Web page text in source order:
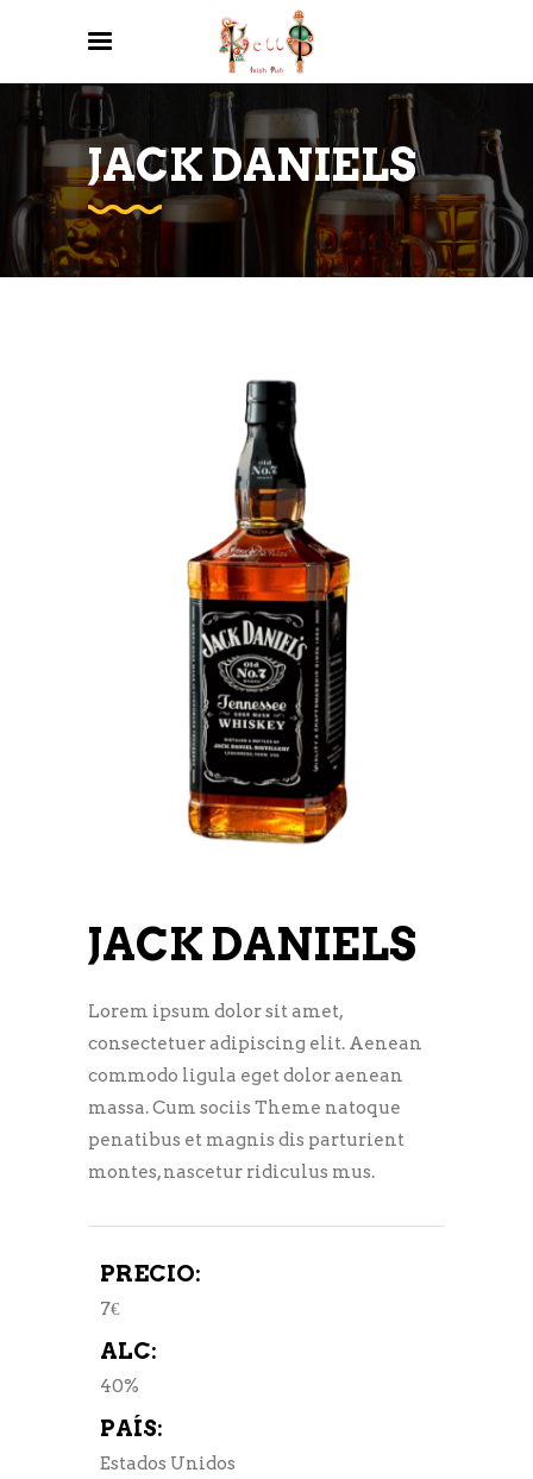
JACK DANIELS
JACK DANIELS
Lorem ipsum dolor sit amet,
consectetuer adipiscing elit. Aenean
commodo ligula eget dolor aenean
massa. Cum sociis Theme natoque
penatibus et magnis dis parturient
montes, nascetur ridiculus mus.
PRECIO:
7€
ALC:
40%
PAÍS:
Estados Unidos